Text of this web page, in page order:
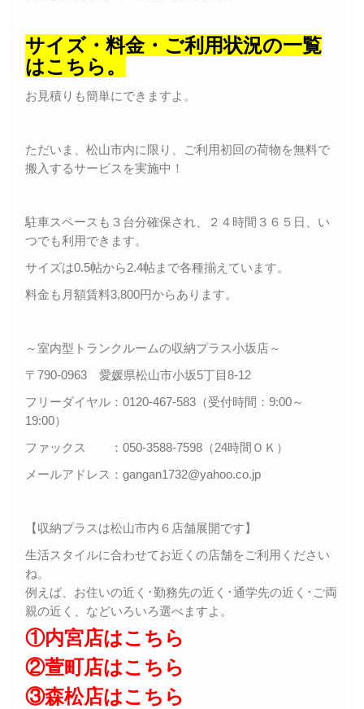
サイズ・料金・ご利用状況の一覧
はこちら。
お見積りも簡単にできますよ。
ただいま、松山市内に限り、ご利用初回の荷物を無料で
搬入するサービスを実施中！
駐車スペースも３台分確保され、２４時間３６５日、い
つでも利用できます。
サイズは0.5帖から2.4帖まで各種揃えています。
料金も月額賃料3,800円からあります。
～室内型トランクルームの収納プラス小坂店～
〒790-0963 愛媛県松山市小坂5丁目8-12
フリーダイヤル：0120-467-583（受付時間：9:00～
19:00）
ファックス ：050-3588-7598（24時間ＯＫ）
メールアドレス：gangan1732@yahoo.co.jp
【収納プラスは松山市内６店舗展開です】
生活スタイルに合わせてお近くの店舗をご利用ください
ね。
例えば、お住いの近く･勤務先の近く･通学先の近く･ご両
親の近く、などいろいろ選べますよ。
①内宮店はこちら
②萱町店はこちら
③森松店はこちら